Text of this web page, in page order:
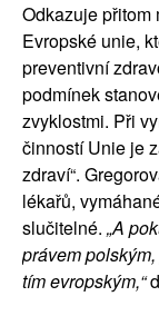
Odkazuje přitom
Evropské unie,
preventivní
podmínek
zvyklostmi. Při
činností Unie je
zdraví“.
lékařů,
slučitelné. „A
právem
tím evropským,“